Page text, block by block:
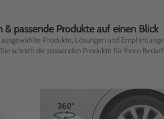
passende Produkte auf einen Blick
Produkte, Lösungen und
schnell die passenden Produkte für Ihren